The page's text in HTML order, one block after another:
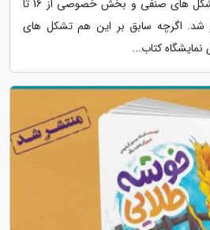
در مورد واسپاری امور به تشکل های صنفی و بخش خصوصی از 16 تا
شد. اگرچه سابق بر این هم تشکل های
کتاب...